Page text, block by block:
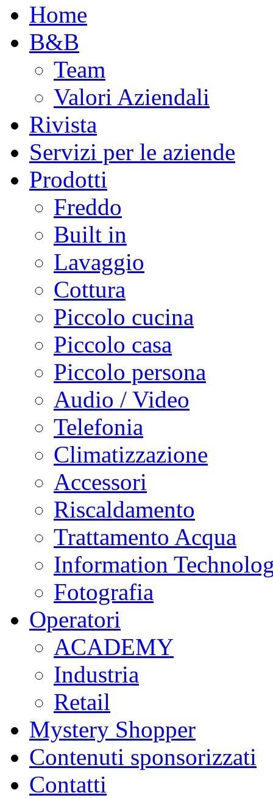
Home
B&B
Team
Valori Aziendali
Rivista
Servizi per le aziende
Prodotti
Freddo
Built in
Lavaggio
Cottura
Piccolo cucina
Piccolo casa
Piccolo persona
Audio / Video
Telefonia
Climatizzazione
Accessori
Riscaldamento
Trattamento Acqua
Information
Fotografia
Operatori
ACADEMY
Industria
Retail
Mystery Shopper
Contenuti sponsorizzati
Contatti